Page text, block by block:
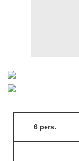
6 pers.